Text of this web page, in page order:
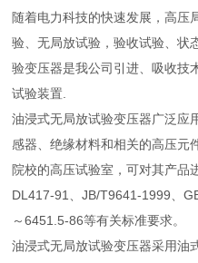
随着电力科技的快速发展，高压
验、无局放试验，验收试验、状
验变压器是我公司引进、吸收技
试验装置.
油浸式无局放试验变压器广泛应
感器、绝缘材料和相关的高压元
院校的高压试验室，可对其产品
DL417-91、JB/T9641-1999、
～6451.5-86等有关标准要求。
油浸式无局放试验变压器采用油